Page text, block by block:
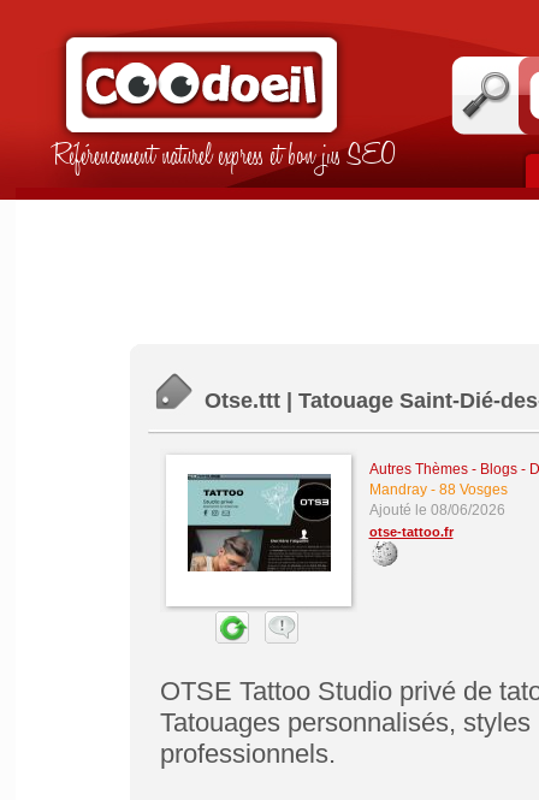
Référencement naturel express et bon jus SEO
Otse.ttt | Tatouage Saint-Dié-
Autres Thèmes - Blogs -
Mandray- 88 Vosges
Ajouté le 08/06/2026
otse-tattoo.fr
OTSE Tattoo Studio privé de
Tatouages personnalisés,
professionnels.